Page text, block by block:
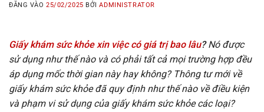
ĐĂNG VÀO25/02/2025 BỞIADMINISTRATOR
Giấy khám sức khỏe xin việc có giá trị bao lâu?Nó được
sử dụng như thế nào và có phải tất cả mọi trường hợp đều
áp dụng mốc thời gian này hay không? Thông tư mới về
giấy khám sức khỏe đã quy định như thế nào về điều kiện
và phạm vi sử dụng của giấy khám sức khỏe các loại?